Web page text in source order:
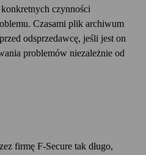
czynności
Czasami plik archiwum
odsprzedawcę, jeśli jest on
problemów niezależnie od
firmę F‑Secure tak długo,